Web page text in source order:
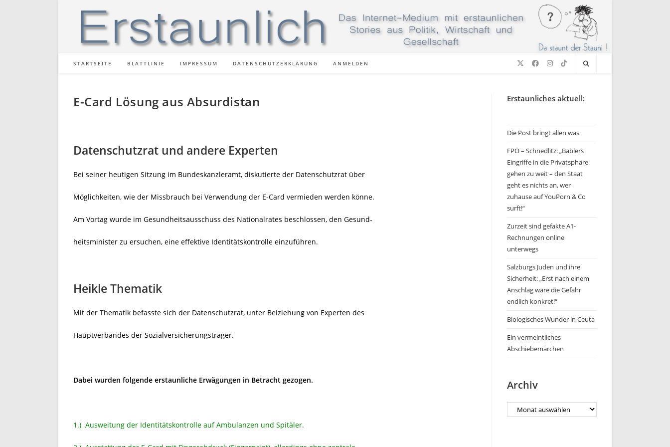
STARTSEITE BLATTLINIE IMPRESSUM DATENSCHUTZERKLÄRUNG ANMELDEN
E-Card Lösung aus Absurdistan
Datenschutzrat und andere Experten
Bei seiner heutigen Sitzung im Bundeskanzleramt, diskutierte der Datenschutzrat über
Möglichkeiten, wie der Missbrauch bei Verwendung der E-Card vermieden werden könne.
Am Vortag wurde im Gesundheitsausschuss des Nationalrates beschlossen, den Gesund-
heitsminister zu ersuchen, eine effektive Identitätskontrolle einzuführen.
Heikle Thematik
Mit der Thematik befasste sich der Datenschutzrat, unter Beiziehung von Experten des
Hauptverbandes der Sozialversicherungsträger.
Dabei wurden folgende erstaunliche Erwägungen in Betracht gezogen.
1.) Ausweitung der Identitätskontrolle auf Ambulanzen und Spitäler.
Erstaunliches aktuell:
Die Post bringt allen was
FPÖ – Schnedlitz: „Bablers
Eingriffe in die Privatsphäre
gehen zu weit – den Staat
geht es nichts an, wer
zuhause auf YouPorn & Co
surft!“
Zurzeit sind gefakte A1-
Rechnungen online
unterwegs
Salzburgs Juden und ihre
Sicherheit: „Erst nach einem
Anschlag wäre die Gefahr
endlich konkret!“
Biologisches Wunder in Ceuta
Ein vermeintliches
Abschiebemärchen
Archiv
Archiv